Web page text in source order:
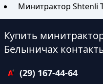
Минитрактор Shtenli
Купить
Белыничах
(29) 167-44-64